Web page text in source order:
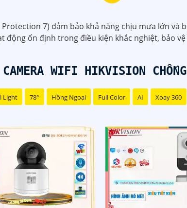
7) đảm bảo khả năng chịu mưa lớn
động ổn định trong điều kiện khắc nghiệt, bảo
CAMERA WIFI HIKVISION
Light 78° Hồng Ngoại Full Color AI Xoay 360